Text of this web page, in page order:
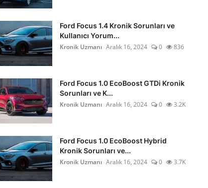
Ford Focus 1.4 Kronik Sorunları ve
Kullanıcı Yorum...
Kronik Uzmanı Aralık 16, 2024 0 836
Ford Focus 1.0 EcoBoost GTDi Kronik
Sorunları ve K...
Kronik Uzmanı Aralık 16, 2024 0 3.2K
Ford Focus 1.0 EcoBoost Hybrid
Kronik Sorunları ve...
Kronik Uzmanı Aralık 16, 2024 0 3.7K